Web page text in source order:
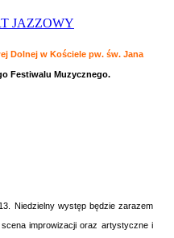
Dolnej w Kościele pw. św. Jana
Festiwalu Muzycznego.
Niedzielny występ będzie zarazem
scena improwizacji oraz artystyczne i